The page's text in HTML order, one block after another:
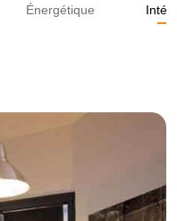
Énergétique